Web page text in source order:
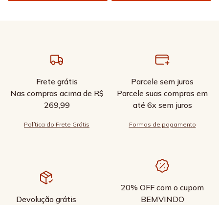
Frete grátis
Nas compras acima de R$
269,99
Política do Frete Grátis
Parcele sem juros
Parcele suas compras em
até 6x sem juros
Formas de pagamento
Devolução grátis
20% OFF com o cupom
BEMVINDO